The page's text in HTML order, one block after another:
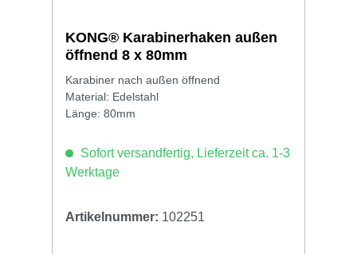
KONG® Karabinerhaken außen
öffnend 8 x 80mm
Karabiner nach außen öffnend
Material: Edelstahl
Länge: 80mm
Sofort versandfertig, Lieferzeit ca. 1-3
Werktage
Artikelnummer: 102251